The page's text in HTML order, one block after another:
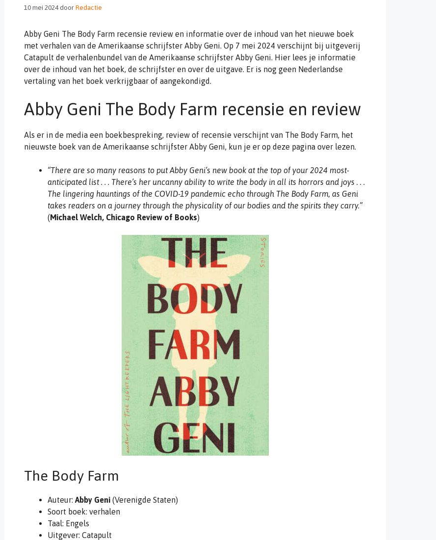
10 mei 2024doorRedactie
Abby Geni The Body Farm recensie review en informatie over de inhoud van het nieuwe boek
met verhalen van de Amerikaanse schrijfster Abby Geni. Op 7 mei 2024 verschijnt bij uitgeverij
Catapult de verhalenbundel van de Amerikaanse schrijfster Abby Geni. Hier lees je informatie
over de inhoud van het boek, de schrijfster en over de uitgave. Er is nog geen Nederlandse
vertaling van het boek verkrijgbaar of aangekondigd.
Abby Geni The Body Farm recensie en review
Als er in de media een boekbespreking, review of recensie verschijnt van The Body Farm, het
nieuwste boek van de Amerikaanse schrijfster Abby Geni, kun je er op deze pagina over lezen.
“There are so many reasons to put Abby Geni’s new book at the top of your 2024 most-
anticipated list . . . There’s her uncanny ability to write the body in all its horrors and joys . . .
The lingering hauntings of the COVID-19 pandemic echo through The Body Farm, as Geni
takes readers on a journey through the physicality of our bodies and the spirits they carry.”
(Michael Welch, Chicago Review of Books)
The Body Farm
Auteur: Abby Geni (Verenigde Staten)
Soort boek: verhalen
Taal: Engels
Uitgever: Catapult